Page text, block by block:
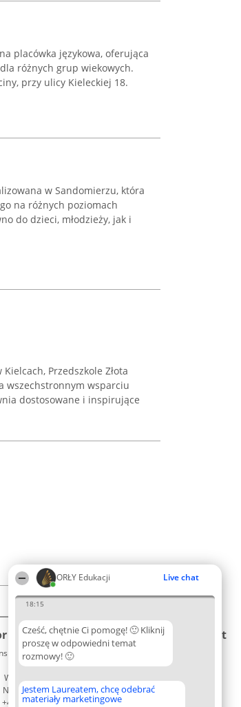
ORŁY Edukacji Live chat
18:15
Cześć, chętnie Ci pomogę! 🙂 Kliknij
proszę w odpowiedni temat
rozmowy! 🙂
Jestem Laureatem, chcę odebrać
materiały marketingowe
placówka językowa, oferująca
różnych grup wiekowych.
przy ulicy Kieleckiej 18.
w Sandomierzu, która
na różnych poziomach
do dzieci, młodzieży, jak i
Przedszkole Złota
wszechstronnym wsparciu
dostosowane i inspirujące
plebiscytu
sp. z o. o. sp. k.
ul. Ruska 22
Wrocław 50-079
8943132676
+48 508 492 400
Plebiscyt
Lista
Laureatów
Zasady
Kontakt